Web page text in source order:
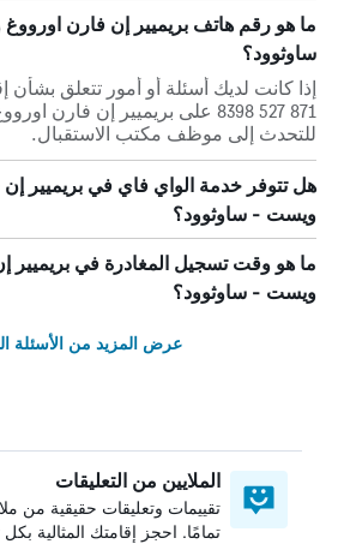
ما هو رقم هاتف بريميير إن فارن
ساوثوود؟
871 527 8398 على بريميير إن
للتحدث إلى موظف مكتب الاستقبال.
هل تتوفر خدمة الواي فاي في بريميير
ويست - ساوثوود؟
ما هو وقت تسجيل المغادرة في بريميير
ويست - ساوثوود؟
عرض المزيد من الأسئلة
الملايين من التعليقات
تقييمات وتعليقات حقيقية من
تمامًا. احجز إقامتك المثالية